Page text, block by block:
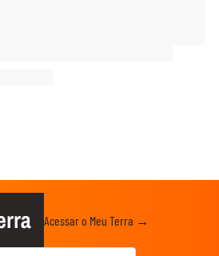
Acessar o Meu Terra →